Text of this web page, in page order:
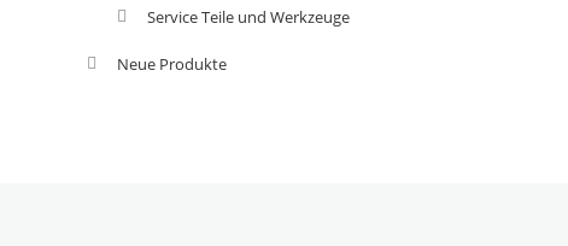
Service Teile und Werkzeuge
Neue Produkte